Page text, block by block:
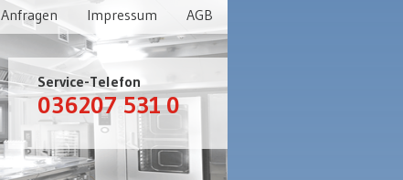
Anfragen Impressum AGB
Service-Telefon
036207 531 0